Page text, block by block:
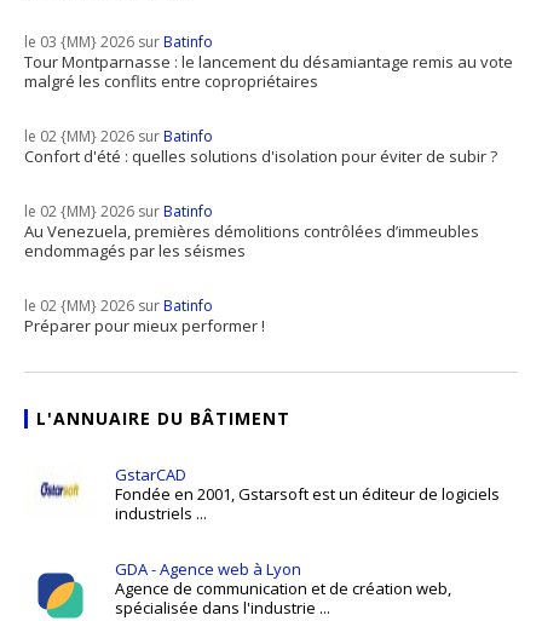
le 03 {MM} 2026 surBatinfo
Tour Montparnasse : le lancement du désamiantage remis au vote
malgré les conflits entre copropriétaires
le 02 {MM} 2026 surBatinfo
Confort d'été : quelles solutions d'isolation pour éviter de subir ?
le 02 {MM} 2026 surBatinfo
Au Venezuela, premières démolitions contrôlées d’immeubles
endommagés par les séismes
le 02 {MM} 2026 surBatinfo
Préparer pour mieux performer !
L'ANNUAIRE DU BÂTIMENT
GstarCAD
Fondée en 2001, Gstarsoft est un éditeur de logiciels
industriels ...
GDA - Agence web à Lyon
Agence de communication et de création web,
spécialisée dans l'industrie ...